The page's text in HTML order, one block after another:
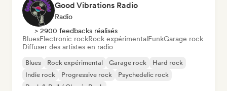
Good Vibrations Radio
Radio
> 2900 feedbacks réalisés
BluesElectronic rockRock expérimentalFunkGarage rock
Diffuser des artistes en radio
Blues Rock expérimental Garage rock
Hard rock
Indie rock
Progressive rock
Psychedelic rock
Rock & Roll / Classic Rock